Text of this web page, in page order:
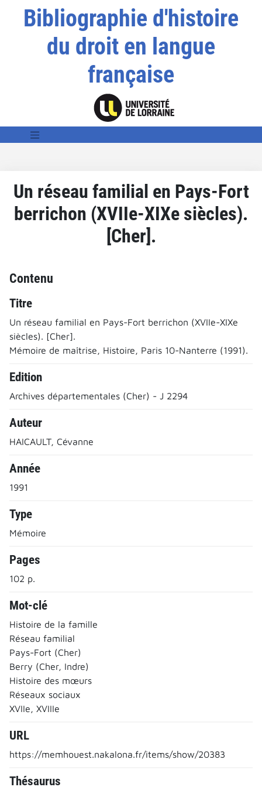
Bibliographie d'histoire
du droit en langue
française
Un réseau familial en Pays-Fort
berrichon (XVIIe-XIXe siècles).
[Cher].
Contenu
Titre
Un réseau familial en Pays-Fort berrichon (XVIIe-XIXe
siècles). [Cher].
Mémoire de maîtrise, Histoire, Paris 10-Nanterre (1991).
Edition
Archives départementales (Cher) - J 2294
Auteur
HAICAULT, Cévanne
Année
1991
Type
Mémoire
Pages
102 p.
Mot-clé
Histoire de la famille
Réseau familial
Pays-Fort (Cher)
Berry (Cher, Indre)
Histoire des mœurs
Réseaux sociaux
XVIIe, XVIIIe
URL
https://memhouest.nakalona.fr/items/show/20383
Thésaurus